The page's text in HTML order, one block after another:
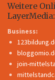
Weitere
LayerMedia:
Business:
join-